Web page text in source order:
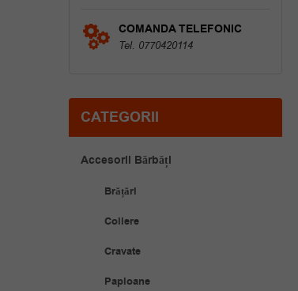
COMANDA TELEFONIC
Tel. 0770420114
CATEGORII
Accesorii Bărbăți
Brățări
Coliere
Cravate
Papioane